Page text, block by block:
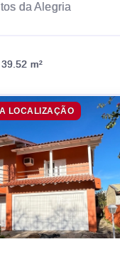
da Alegria
39.52 m²
LOCALIZAÇÃO